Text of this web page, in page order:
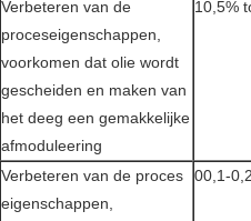
Verbeteren van de
proceseigenschappen,
voorkomen dat olie wordt
gescheiden en maken van
het deeg een gemakkelijke
afmoduleering
10,5%
Verbeteren van de proces
eigenschappen,
00,1-